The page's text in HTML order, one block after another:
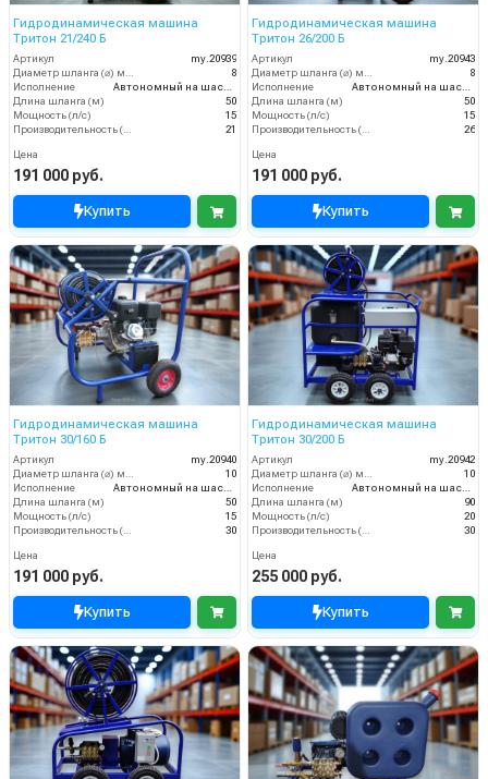
Гидродинамическая машина
Тритон 21/240 Б
Артикул
my.20939
Диаметр шланга (⌀) мм:
8
Исполнение
Автономный на шасси
Длина шланга (м)
50
Мощность (л/с)
15
Производительность (л/мин)
21
Цена
191 000 руб.
Купить
Гидродинамическая машина
Тритон 26/200 Б
Артикул
my.20943
Диаметр шланга (⌀) мм:
8
Исполнение
Автономный на шасси
Длина шланга (м)
50
Мощность (л/с)
15
Производительность (л/мин)
26
Цена
191 000 руб.
Купить
Гидродинамическая машина
Тритон 30/160 Б
Артикул
my.20940
10
Исполнение
Длина шланга (м)
50
Мощность (л/с)
15
30
Цена
191 000 руб.
Купить
Гидродинамическая машина
Тритон 30/200 Б
Артикул
my.20942
10
Исполнение
Длина шланга (м)
90
Мощность (л/с)
20
30
Цена
255 000 руб.
Купить